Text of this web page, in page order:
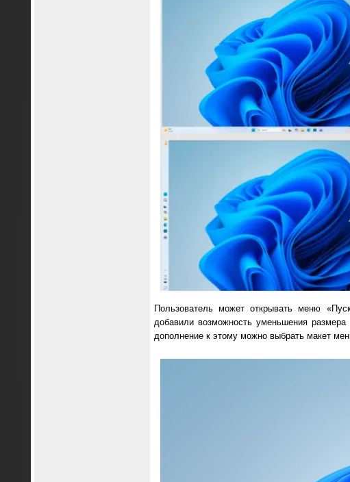
Пользователь может открывать меню
добавили возможность уменьшения
дополнение к этому можно выбрать макет